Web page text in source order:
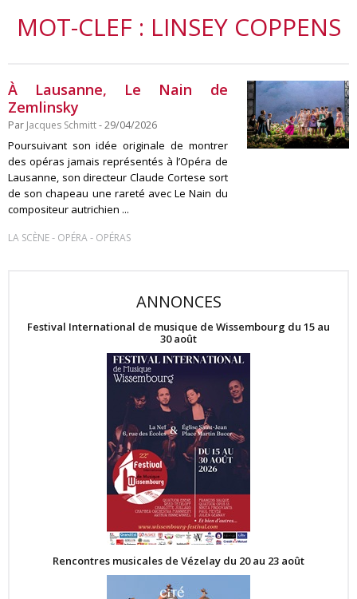
MOT-CLEF : LINSEY COPPENS
À Lausanne, Le Nain de
Zemlinsky
Par Jacques Schmitt- 29/04/2026
Poursuivant son idée originale de montrer
des opéras jamais représentés à l’Opéra de
Lausanne, son directeur Claude Cortese sort
de son chapeau une rareté avec Le Nain du
compositeur autrichien ...
LA SCÈNE- OPÉRA- OPÉRAS
ANNONCES
Festival International de musique de Wissembourg du 15 au
30 août
Rencontres musicales de Vézelay du 20 au 23 août